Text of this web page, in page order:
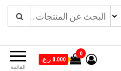
القائمة
0
0.000 ر.ع.